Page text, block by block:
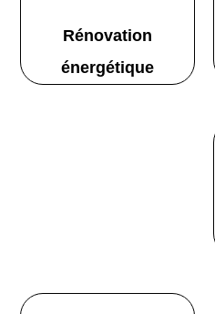
Rénovation
énergétique